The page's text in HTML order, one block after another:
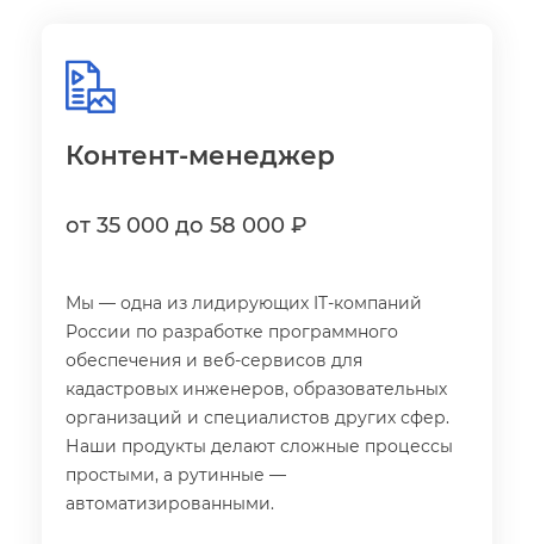
Контент-менеджер
от 35 000 до 58 000 ₽
Мы — одна из лидирующих IT-компаний
России по разработке программного
обеспечения и веб-сервисов для
кадастровых инженеров, образовательных
организаций и специалистов других сфер.
Наши продукты делают сложные процессы
простыми, а рутинные —
автоматизированными.